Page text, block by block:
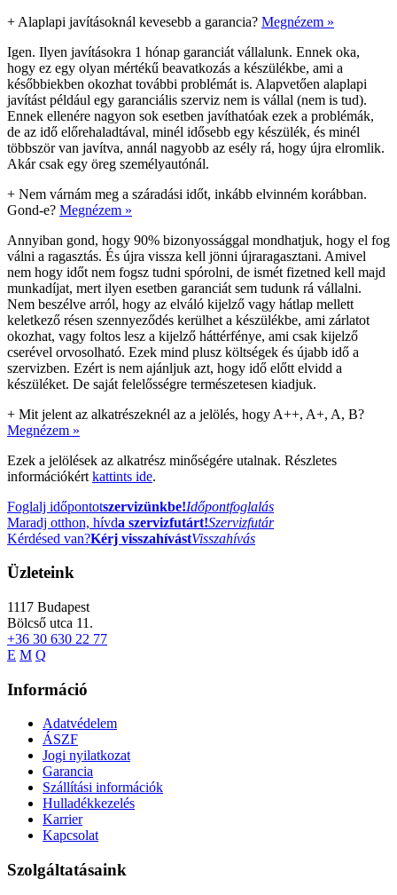
+ Alaplapi javításoknál kevesebb a garancia? Megnézem »
Igen. Ilyen javításokra 1 hónap garanciát vállalunk. Ennek oka,
hogy ez egy olyan mértékű beavatkozás a készülékbe, ami a
későbbiekben okozhat további problémát is. Alapvetően alaplapi
javítást például egy garanciális szerviz nem is vállal (nem is tud).
Ennek ellenére nagyon sok esetben javíthatóak ezek a problémák,
de az idő előrehaladtával, minél idősebb egy készülék, és minél
többször van javítva, annál nagyobb az esély rá, hogy újra elromlik.
Akár csak egy öreg személyautónál.
+ Nem várnám meg a száradási időt, inkább elvinném korábban.
Gond-e? Megnézem »
Annyiban gond, hogy 90% bizonyossággal mondhatjuk, hogy el fog
válni a ragasztás. És újra vissza kell jönni újraragasztani. Amivel
nem hogy időt nem fogsz tudni spórolni, de ismét fizetned kell majd
munkadíjat, mert ilyen esetben garanciát sem tudunk rá vállalni.
Nem beszélve arról, hogy az elváló kijelző vagy hátlap mellett
keletkező résen szennyeződés kerülhet a készülékbe, ami zárlatot
okozhat, vagy foltos lesz a kijelző háttérfénye, ami csak kijelző
cserével orvosolható. Ezek mind plusz költségek és újabb idő a
szervizben. Ezért is nem ajánljuk azt, hogy idő előtt elvidd a
készüléket. De saját felelősségre természetesen kiadjuk.
+ Mit jelent az alkatrészeknél az a jelölés, hogy A++, A+, A, B?
Megnézem »
Ezek a jelölések az alkatrész minőségére utalnak. Részletes
információkért kattints ide.
Foglalj időpontotszervizünkbe!Időpontfoglalás
Maradj otthon, hívda szervizfutárt!Szervizfutár
Kérdésed van?Kérj visszahívástVisszahívás
Üzleteink
1117 Budapest
Bölcső utca 11.
+36 30 630 22 77
E M Q
Információ
Adatvédelem
ÁSZF
Jogi nyilatkozat
Garancia
Szállítási információk
Hulladékkezelés
Karrier
Kapcsolat
Szolgáltatásaink